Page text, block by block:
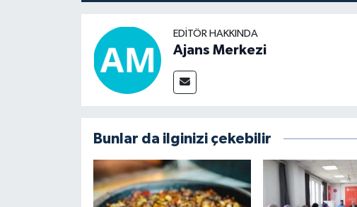
EDITÖR HAKKINDA
Ajans Merkezi
Bunlar da ilginizi çekebilir